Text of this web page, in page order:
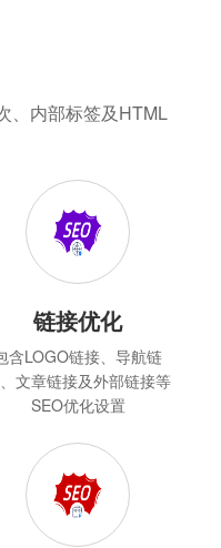
、内部标签及HTML
链接优化
含LOGO链接、导航链
文章链接及外部链接等
SEO优化设置